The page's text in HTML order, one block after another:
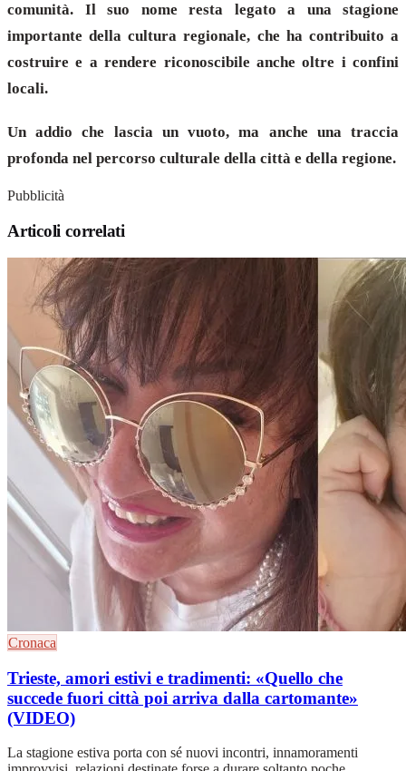
comunità. Il suo nome resta legato a una stagione
importante della cultura regionale, che ha contribuito a
costruire e a rendere riconoscibile anche oltre i confini
locali.
Un addio che lascia un vuoto, ma anche una traccia
profonda nel percorso culturale della città e della regione.
Pubblicità
Articoli correlati
Cronaca
Trieste, amori estivi e tradimenti: «Quello che
succede fuori città poi arriva dalla cartomante»
(VIDEO)
La stagione estiva porta con sé nuovi incontri, innamoramenti